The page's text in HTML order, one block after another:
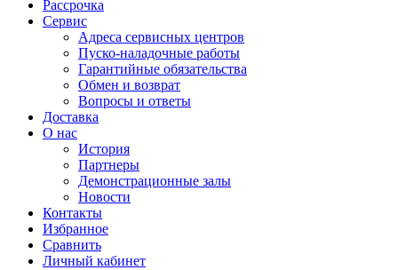
Рассрочка
Сервис
Адреса сервисных центров
Пуско-наладочные работы
Гарантийные обязательства
Обмен и возврат
Вопросы и ответы
Доставка
О нас
История
Партнеры
Демонстрационные залы
Новости
Контакты
Избранное
Сравнить
Личный кабинет